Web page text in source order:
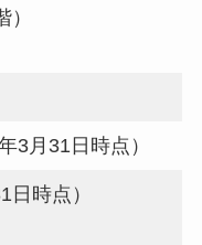
3月31日時点）
時点）